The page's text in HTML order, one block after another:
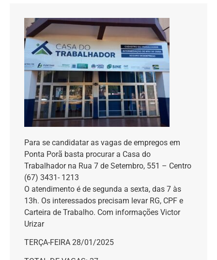
Para se candidatar as vagas de empregos em
Ponta Porã basta procurar a Casa do
Trabalhador na Rua 7 de Setembro, 551 – Centro
(67) 3431- 1213
O atendimento é de segunda a sexta, das 7 às
13h. Os interessados precisam levar RG, CPF e
Carteira de Trabalho. Com informações Victor
Urizar
TERÇA-FEIRA 28/01/2025